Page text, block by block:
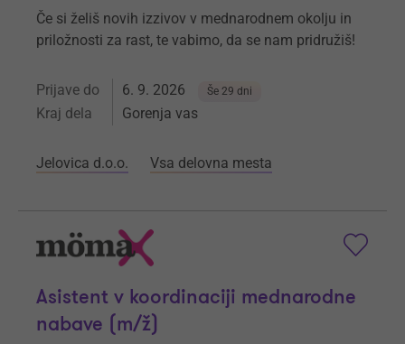
Če si želiš novih izzivov v mednarodnem okolju in
priložnosti za rast, te vabimo, da se nam pridružiš!
Prijave do 6. 9. 2026 Še 29 dni
Kraj dela Gorenja vas
Jelovica d.o.o. Vsa delovna mesta
Asistent v koordinaciji mednarodne
nabave (m/ž)